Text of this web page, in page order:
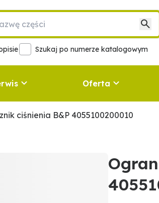
Szukaj po numerze katalogowym
Oferta
ciśnienia B&P 4055100200010